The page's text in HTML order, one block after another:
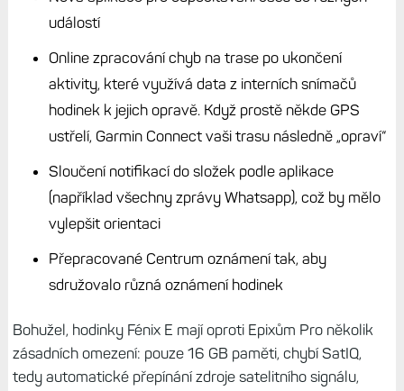
událostí
Online zpracování chyb na trase po ukončení
aktivity, které využívá data z interních snímačů
hodinek k jejich opravě. Když prostě někde GPS
ustřelí, Garmin Connect vaši trasu následně „opraví“
Sloučení notifikací do složek podle aplikace
(například všechny zprávy Whatsapp), což by mělo
vylepšit orientaci
Přepracované Centrum oznámení tak, aby
sdružovalo různá oznámení hodinek
Bohužel, hodinky Fénix E mají oproti Epixům Pro několik
zásadních omezení: pouze 16 GB paměti, chybí SatIQ,
tedy automatické přepínání zdroje satelitního signálu,